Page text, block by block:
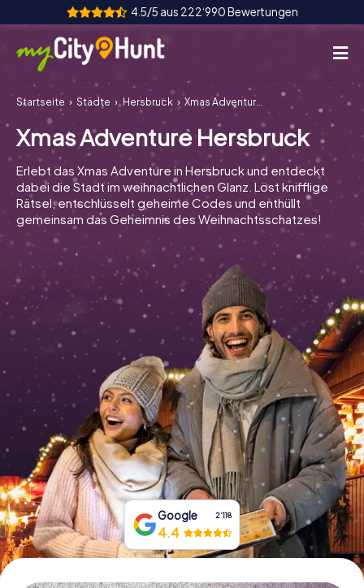
4.5/5 aus 222‘990 Bewertungen
So funktioniert's
Städte
Touren
Teamevent
Tickets
INT AT CH
ES
UK
IT
NL
Tickets buchen
Gutscheine bestellen
Startseite Städte Hersbruck Xmas Adventure Hersbruck
Xmas Adventure Hersbruck
Erlebt das Xmas Adventure in Hersbruck und entdeckt
dabei die Stadt im weihnachtlichen Glanz. Löst knifflige
Rätsel, entschlüsselt geheime Codes und enthüllt
gemeinsam das Geheimnis des Weihnachtsschatzes!
Google 2‘118
4.4